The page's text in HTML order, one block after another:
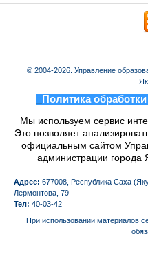
© 2004-2026. Управление
Политика
Мы используем сервис
Это позволяет
официальным сайтом
администрации города
Адрес: 677008, Республика Саха
Лермонтова, 79
Тел: 40-03-42
При использовании материалов